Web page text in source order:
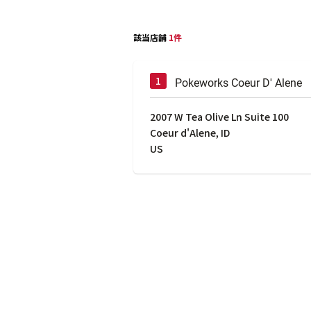
該当店舗 1件
Pokeworks Coeur D' Alene
2007 W Tea Olive Ln Suite 100
Coeur d'Alene, ID
US